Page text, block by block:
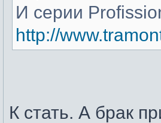
И серии
http://
К стать. А брак